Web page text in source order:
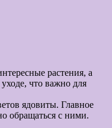
растения, а
что важно для
ядовиты. Главное
обращаться с ними.